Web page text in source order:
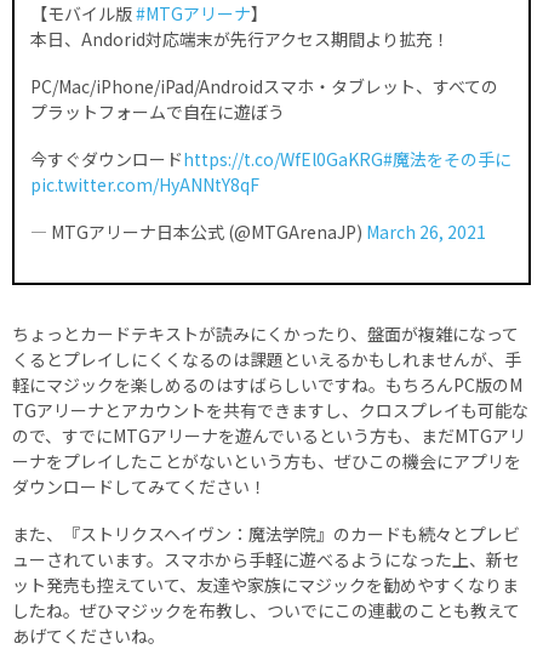
【モバイル版#MTGアリーナ】
本日、Andorid対応端末が先行アクセス期間より拡充！
PC/Mac/iPhone/iPad/Androidスマホ・タブレット、すべての
プラットフォームで自在に遊ぼう
今すぐダウンロードhttps://t.co/WfEl0GaKRG#魔法をその手に
pic.twitter.com/HyANNtY8qF
— MTGアリーナ日本公式 (@MTGArenaJP) March 26, 2021
ちょっとカードテキストが読みにくかったり、盤面が複雑になって
くるとプレイしにくくなるのは課題といえるかもしれませんが、手
軽にマジックを楽しめるのはすばらしいですね。もちろんPC版のM
TGアリーナとアカウントを共有できますし、クロスプレイも可能な
ので、すでにMTGアリーナを遊んでいるという方も、まだMTGアリ
ーナをプレイしたことがないという方も、ぜひこの機会にアプリを
ダウンロードしてみてください！
また、『ストリクスヘイヴン：魔法学院』のカードも続々とプレビ
ューされています。スマホから手軽に遊べるようになった上、新セ
ット発売も控えていて、友達や家族にマジックを勧めやすくなりま
したね。ぜひマジックを布教し、ついでにこの連載のことも教えて
あげてくださいね。